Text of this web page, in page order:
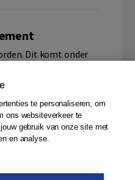
Dit komt onder
het eigen belang
trends, zoals
ruimte, de
HetPraktijkboek
verder te
te personaliseren, om
ons websiteverkeer te
gebruik van onze site met
en analyse.